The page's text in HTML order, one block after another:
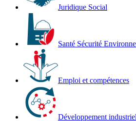
Juridique Social
Santé Sécurité
Emploi et compétences
Développement industriel